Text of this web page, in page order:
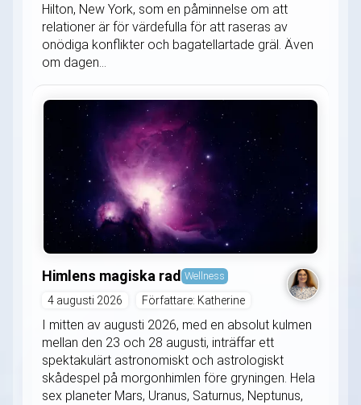
Hilton, New York, som en påminnelse om att
relationer är för värdefulla för att raseras av
onödiga konflikter och bagatellartade gräl. Även
om dagen...
Himlens magiska rad Wellness
4 augusti 2026 Författare: Katherine
I mitten av augusti 2026, med en absolut kulmen
mellan den 23 och 28 augusti, inträffar ett
spektakulärt astronomiskt och astrologiskt
skådespel på morgonhimlen före gryningen. Hela
sex planeter Mars, Uranus, Saturnus, Neptunus,